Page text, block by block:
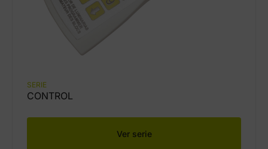
SERIE
CONTROL
Ver serie